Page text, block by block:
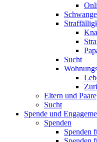
Sucht
Eltern und Paare
Sucht
Spende und
Spenden
Spenden